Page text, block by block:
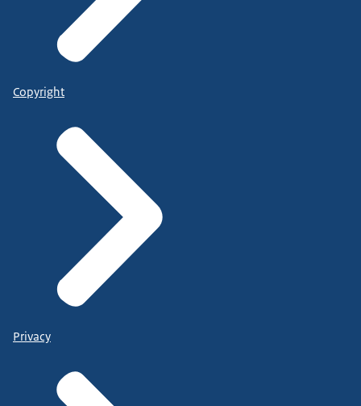
Copyright
Privacy